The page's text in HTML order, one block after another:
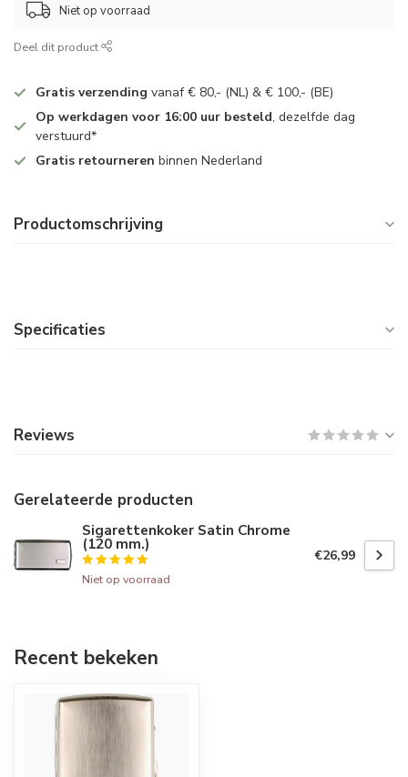
Niet op voorraad
Deel dit product
Gratis verzending vanaf € 80,- (NL) & € 100,- (BE)
Op werkdagen voor 16:00 uur besteld, dezelfde dag
verstuurd*
Gratis retourneren binnen Nederland
Productomschrijving
Specificaties
Reviews
Gerelateerde producten
Sigarettenkoker Satin Chrome
(120 mm.)
Niet op voorraad
€26,99
Recent bekeken